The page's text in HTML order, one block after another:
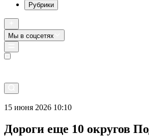
Рубрики
Мы в соцсетях
15 июня 2026 10:10
Дороги еще 10 округов